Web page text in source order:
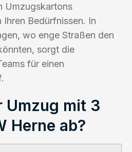
Umzugskartons
Bedürfnissen. In
wo enge Straßen den
sorgt die
für einen
Umzug mit 3
Herne ab?